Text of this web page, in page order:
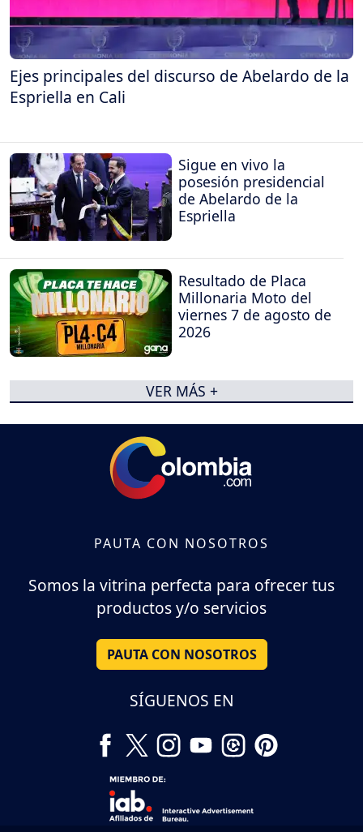
Ejes principales del discurso de Abelardo de la
Espriella en Cali
Sigue en vivo la
posesión presidencial
de Abelardo de la
Espriella
Resultado de Placa
Millonaria Moto del
viernes 7 de agosto de
2026
VER MÁS +
PAUTA CON NOSOTROS
Somos la vitrina perfecta para ofrecer tus
productos y/o servicios
PAUTA CON NOSOTROS
SÍGUENOS EN